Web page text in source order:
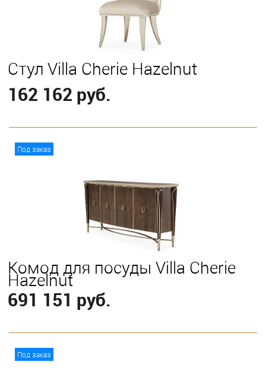
Стул Villa Cherie Hazelnut
162 162 руб.
Под заказ
Комод для посуды Villa Cherie
Hazelnut
691 151 руб.
Под заказ